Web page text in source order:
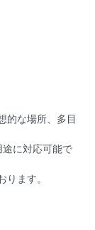
的な場所、多目
途に対応可能で
ます。